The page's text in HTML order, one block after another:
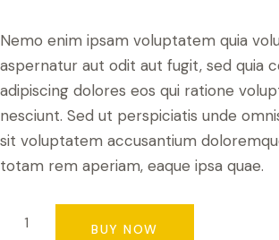
Nemo enim ipsam voluptatem quia
aspernatur aut odit aut fugit, sed quia
adipiscing dolores eos qui ratione
nesciunt. Sed ut perspiciatis unde
sit voluptatem accusantium
totam rem aperiam, eaque ipsa quae.
BUY NOW